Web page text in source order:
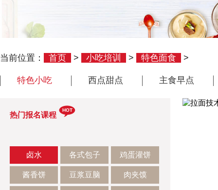
当前位置： 首页 > 小吃培训 > 特色面食 >
特色小吃 西点甜点 主食早点
热门报名课程
HOT
卤水 各式包子 鸡蛋灌饼
酱香饼 豆浆豆脑 肉夹馍